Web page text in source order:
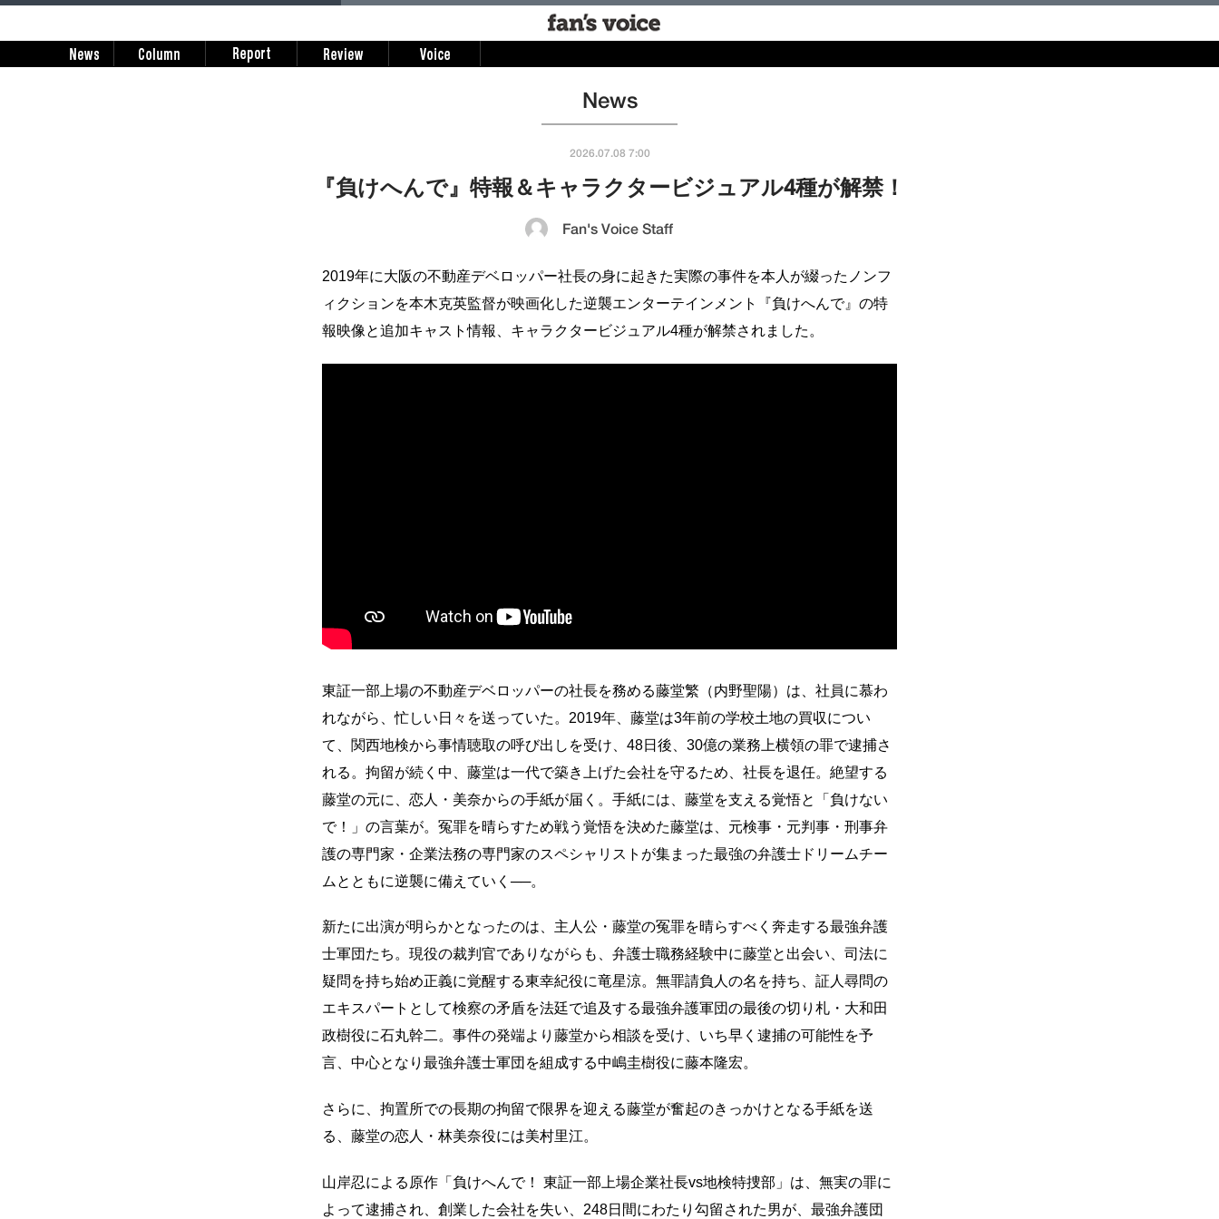
News
2026.07.08 7:00
『負けへんで』特報＆キャラクタービジュアル4種が解禁！
Fan's Voice Staff
2019年に大阪の不動産デベロッパー社長の身に起きた実際の事件を本人が綴ったノンフ
ィクションを本木克英監督が映画化した逆襲エンターテインメント『負けへんで』の特
報映像と追加キャスト情報、キャラクタービジュアル4種が解禁されました。
東証一部上場の不動産デベロッパーの社長を務める藤堂繁（内野聖陽）は、社員に慕わ
れながら、忙しい日々を送っていた。2019年、藤堂は3年前の学校土地の買収につい
て、関西地検から事情聴取の呼び出しを受け、48日後、30億の業務上横領の罪で逮捕さ
れる。拘留が続く中、藤堂は一代で築き上げた会社を守るため、社長を退任。絶望する
藤堂の元に、恋人・美奈からの手紙が届く。手紙には、藤堂を支える覚悟と「負けない
で！」の言葉が。冤罪を晴らすため戦う覚悟を決めた藤堂は、元検事・元判事・刑事弁
護の専門家・企業法務の専門家のスペシャリストが集まった最強の弁護士ドリームチー
ムとともに逆襲に備えていく──。
新たに出演が明らかとなったのは、主人公・藤堂の冤罪を晴らすべく奔走する最強弁護
士軍団たち。現役の裁判官でありながらも、弁護士職務経験中に藤堂と出会い、司法に
疑問を持ち始め正義に覚醒する東幸紀役に竜星涼。無罪請負人の名を持ち、証人尋問の
エキスパートとして検察の矛盾を法廷で追及する最強弁護軍団の最後の切り札・大和田
政樹役に石丸幹二。事件の発端より藤堂から相談を受け、いち早く逮捕の可能性を予
言、中心となり最強弁護士軍団を組成する中嶋圭樹役に藤本隆宏。
さらに、拘置所での長期の拘留で限界を迎える藤堂が奮起のきっかけとなる手紙を送
る、藤堂の恋人・林美奈役には美村里江。
山岸忍による原作「負けへんで！ 東証一部上場企業社長vs地検特捜部」は、無実の罪に
よって逮捕され、創業した会社を失い、248日間にわたり勾留された男が、最強弁護団